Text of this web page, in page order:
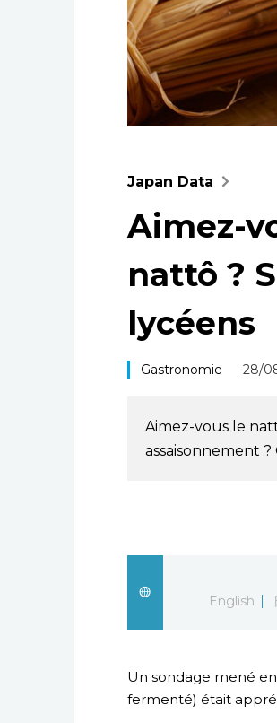
Japan Data
Aimez-
nattô ?
lycéens
Gastronomie 28/
Aimez-vous le
assaisonnement
English
Un sondage mené
fermenté) était